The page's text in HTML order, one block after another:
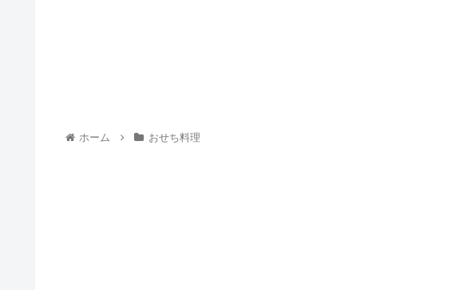
ホーム おせち料理